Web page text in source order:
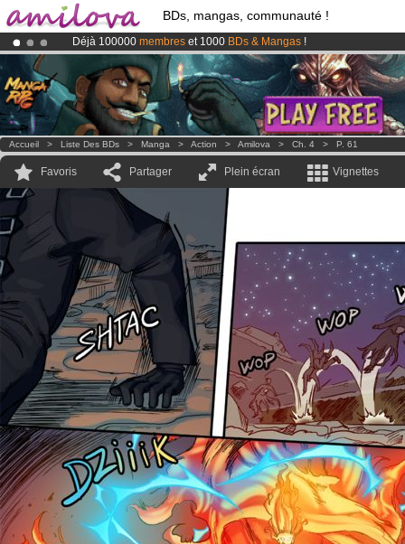
BDs, mangas, communauté !
Déjà 100000 membres et 1000 BDs & Mangas !
Abonnement premium: à partir de3.95 eurospar mois !Clique ici
LeKickstarter Amilova est désormais lancé
Accueil > Liste Des BDs > Manga > Action > Amilova > Ch. 4 > P. 61
Favoris Partager Plein écran Vignettes